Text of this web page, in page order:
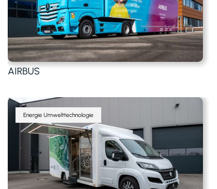
AIRBUS
Energie Umwelttechnologie